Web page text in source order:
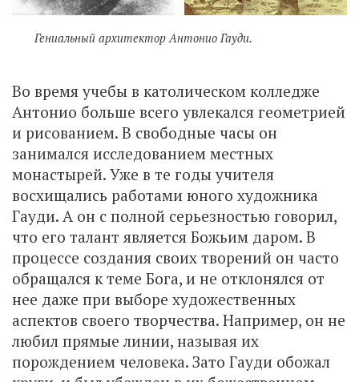
Гениальный архитектор Антонио Гауди.
Во время учебы в католическом колледже
Антонио больше всего увлекался геометрией
и рисованием. В свободные часы он
занимался исследованием местных
монастырей. Уже в те годы учителя
восхищались работами юного художника
Гауди. А он с полной серьезностью говорил,
что его талант является Божьим даром. В
процессе создания своих творений он часто
обращался к теме Бога, и не отклонялся от
нее даже при выборе художественных
аспектов своего творчества. Например, он не
любил прямые линии, называя их
порождением человека. Зато Гауди обожал